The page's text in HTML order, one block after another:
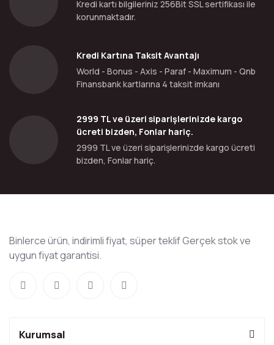
Kredi kartı bilgileriniz 256Bit SSL sertifikası ile
korunmaktadır.
Kredi Kartına Taksit Avantajı
World - Bonus - Axis - Paraf - Maximum - Qnb
Finansbank kartlarına 4 taksit imkanı
2999 TL ve üzeri siparişlerinizde kargo
ücreti bizden, Fonlar hariç.
2999 TL ve üzeri siparişlerinizde kargo ücreti
bizden, Fonlar hariç.
Binlerce ürün, indirimli fiyat, süper teklif Gerçek stok ve
uygun fiyat garantisi.
Kurumsal